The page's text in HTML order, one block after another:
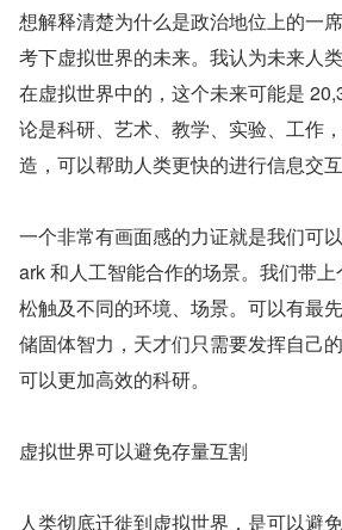
想解释清楚为什么是政治地位上的一
考下虚拟世界的未来。我认为未来人
在虚拟世界中的，这个未来可能是
论是科研、艺术、教学、实验、工作
造，可以帮助人类更快的进行信息交
一个非常有画面感的力证就是我们可
ark 和人工智能合作的场景。我们带
松触及不同的环境、场景。可以有最
储固体智力，天才们只需要发挥自己
可以更加高效的科研。
虚拟世界可以避免存量互割
人类彻底迁徙到虚拟世界，是可以避